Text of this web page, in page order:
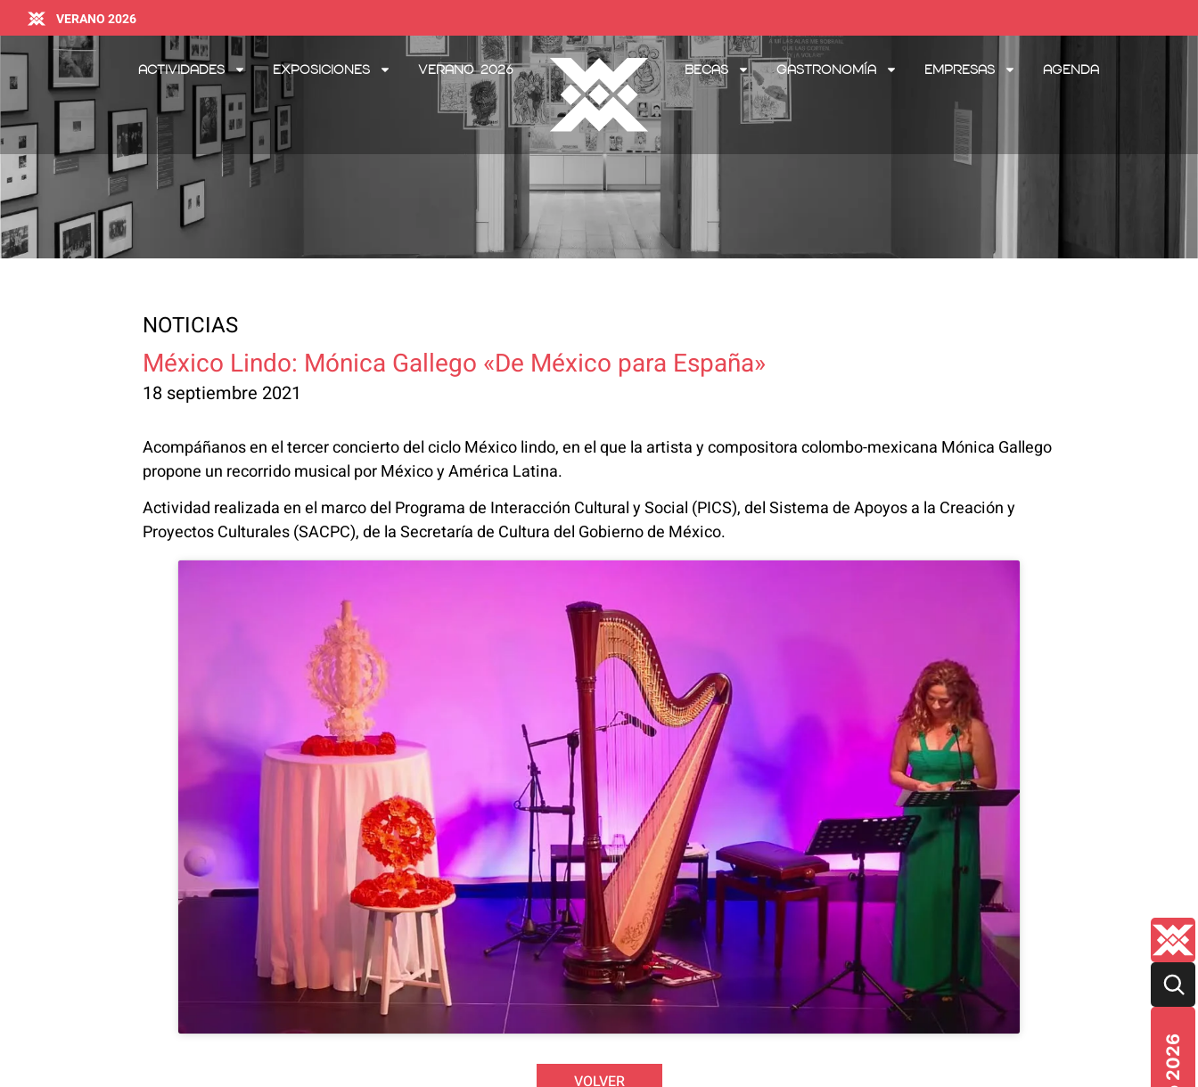
VERANO 2026
Actividades Exposiciones Verano 2026 Becas Gastronomía Empresas Agenda
NOTICIAS
México Lindo: Mónica Gallego «De México para España»
18 septiembre 2021
Acompáñanos en el tercer concierto del ciclo México lindo, en el que la artista y compositora colombo-mexicana Mónica Gallego
propone un recorrido musical por México y América Latina.
Actividad realizada en el marco del Programa de Interacción Cultural y Social (PICS), del Sistema de Apoyos a la Creación y
Proyectos Culturales (SACPC), de la Secretaría de Cultura del Gobierno de México.
VOLVER